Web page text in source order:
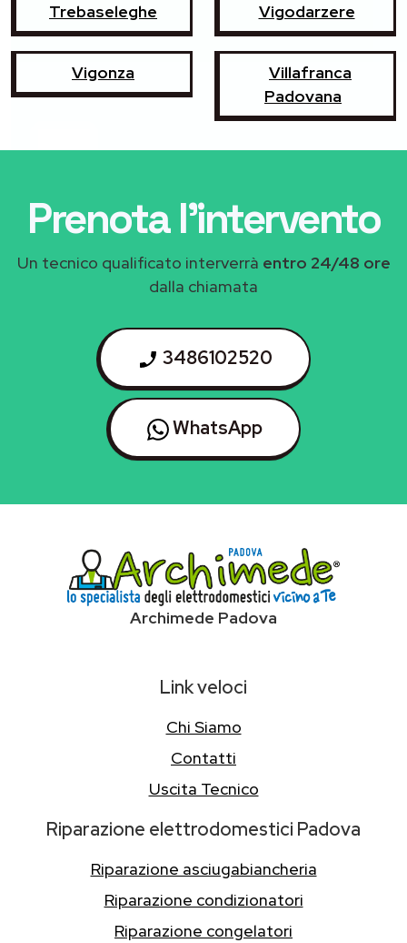
Trebaseleghe Vigodarzere
Vigonza
Villafranca
Padovana
Prenota l'intervento
Un tecnico qualificato interverrà entro 24/48 ore
dalla chiamata
3486102520
WhatsApp
Archimede Padova
Link veloci
Chi Siamo
Contatti
Uscita Tecnico
Riparazione elettrodomestici Padova
Riparazione asciugabiancheria
Riparazione condizionatori
Riparazione congelatori